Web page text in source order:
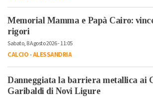
Memorial Mamma e Papà Cairo:
rigori
Sabato, 8 Agosto 2026 - 11:05
CALCIO-ALESSANDRIA
Danneggiata la barriera metallica ai
Garibaldi di Novi Ligure